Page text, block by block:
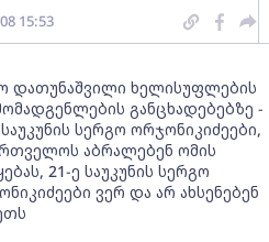
15:53
დათუნაშვილი ხელისუფლების
განცხადებებზე -
სერგო ორჯონიკიძეები,
აბრალებენ ომის
21-ე საუკუნის სერგო
ვერ და არ ახსენებენ